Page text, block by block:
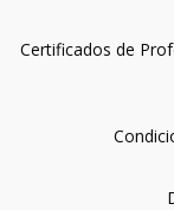
Certificados de